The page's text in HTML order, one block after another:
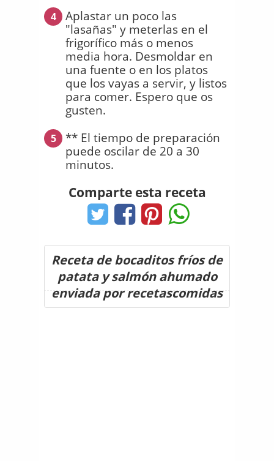
4
Aplastar un poco las
"lasañas" y meterlas en el
frigorífico más o menos
media hora. Desmoldar en
una fuente o en los platos
que los vayas a servir, y listos
para comer. Espero que os
gusten.
5
** El tiempo de preparación
puede oscilar de 20 a 30
minutos.
Comparte esta receta
Receta de bocaditos fríos de
patata y salmón ahumado
enviada por recetascomidas